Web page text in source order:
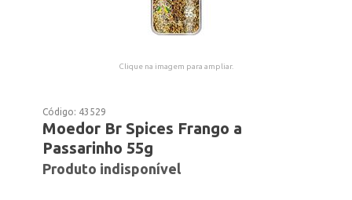
Clique na imagem para ampliar.
Código: 43529
Moedor Br Spices Frango a
Passarinho 55g
Produto indisponível